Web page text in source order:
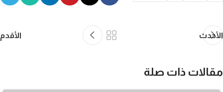
الأحدث الأقدم
مقالات ذات صلة